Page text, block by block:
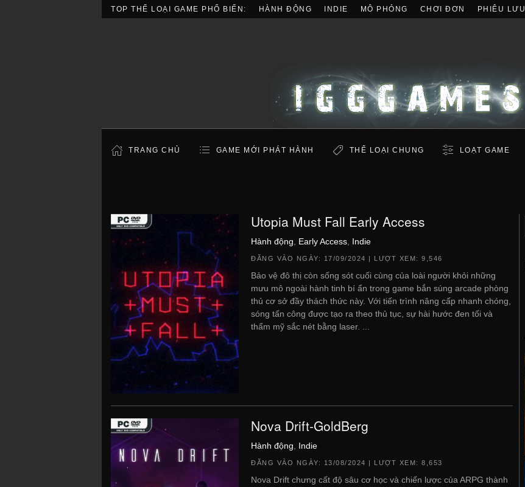
TOP THỂ LOẠI GAME PHỔ BIẾN: HÀNH ĐỘNG INDIE MÔ PHỎNG CHƠI ĐƠN PHIÊU LƯU
TRANG CHỦ GAME MỚI PHÁT HÀNH THỂ LOẠI CHUNG LOẠT GAME
Utopia Must Fall Early Access
Hành động Early Access Indie
ĐĂNG VÀO NGÀY: 17/09/2024 | LƯỢT XEM: 9,546
Bảo vệ đô thị còn sống sót cuối cùng của loài người khỏi những
mưu mô ngoài hành tinh bí ẩn trong game bắn súng arcade phòng
thủ cơ sở đầy thách thức này. Với tiến trình nâng cấp nhanh chóng,
sóng tấn công được tạo ra theo thủ tục, sự hài hước đen tối và
thẩm mỹ sắc nét bằng laser. ...
Nova Drift-GoldBerg
Hành động, Indie
ĐĂNG VÀO NGÀY: 13/08/2024 | LƯỢT XEM: 8,653
Nova Drift chưng cất độ sâu cơ học và chiến lược của ARPG thành